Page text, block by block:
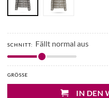
SCHNITT: Fällt normal aus
GRÖSSE
IN DEN